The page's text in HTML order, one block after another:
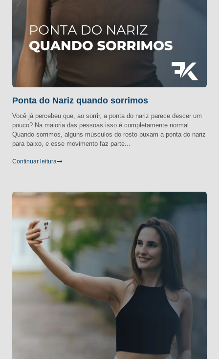
Ponta do Nariz quando sorrimos
Você já percebeu que, ao sorrir, a ponta do nariz parece descer um
pouco? Na maioria das pessoas isso é completamente normal.
Quando sorrimos, alguns músculos do rosto puxam a ponta do nariz
para baixo, e esse movimento faz parte...
Continuar leitura